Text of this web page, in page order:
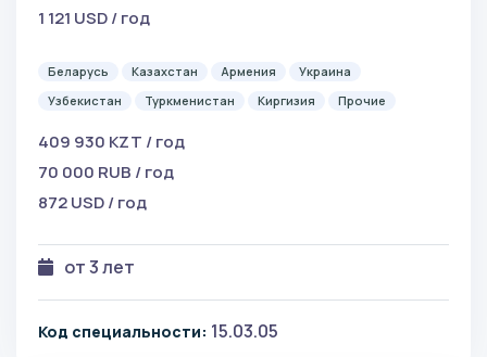
1 121 USD / год
Беларусь Казахстан Армения
Украина
Узбекистан
Туркменистан Киргизия Прочие
409 930 KZT / год
70 000 RUB / год
872 USD / год
от 3 лет
Код специальности: 15.03.05